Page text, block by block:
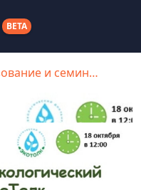
BETA
и семин…